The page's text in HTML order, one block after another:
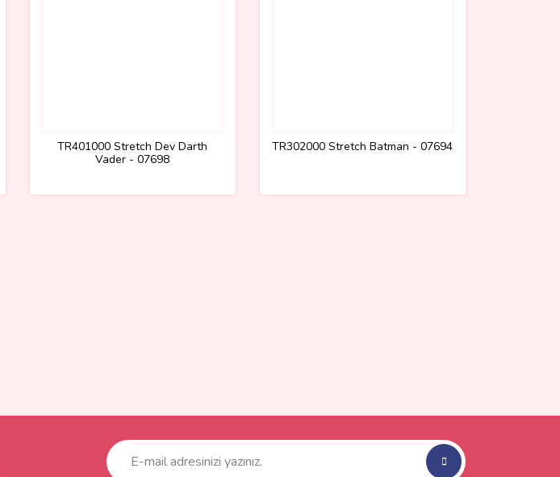
TR401000 Stretch Dev Darth
Vader - 07698
TR302000 Stretch Batman - 07694